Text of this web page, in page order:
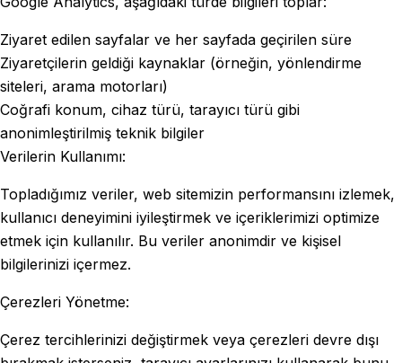
Ziyaret edilen sayfalar ve her sayfada geçirilen süre
Ziyaretçilerin geldiği kaynaklar (örneğin, yönlendirme
siteleri, arama motorları)
Coğrafi konum, cihaz türü, tarayıcı türü gibi
anonimleştirilmiş teknik bilgiler
Verilerin Kullanımı:
Topladığımız veriler, web sitemizin performansını izlemek,
kullanıcı deneyimini iyileştirmek ve içeriklerimizi optimize
etmek için kullanılır. Bu veriler anonimdir ve kişisel
bilgilerinizi içermez.
Çerezleri Yönetme:
Çerez tercihlerinizi değiştirmek veya çerezleri devre dışı